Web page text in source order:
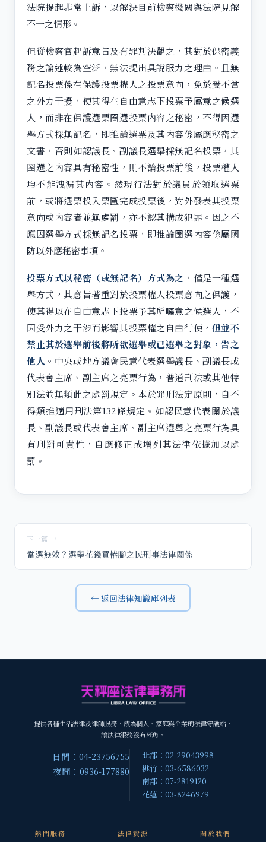
法院提起非常上訴，以解決目前檢察機關與法院見解
不一之情形。
但從檢察官起訴意旨及有罪判決觀之，其對於保密義
務之論述較為空泛，無法提出具說服力之理由。且無
記名投票係在保護投票權人之投票意向，免於受不當
之外力干擾，使其得在自由意志下投票予屬意之候選
人，而非在保護選票圈選投票內容之秘密，不得因選
舉方式採無記名，即推論選票及其內容係屬應秘密之
文書，否則如認議長、副議長選舉採無記名投票，其
圈選之內容具有秘密性，則不論投票前後，投票權人
均不能洩漏其內容。然現行法對於議員於領取選票
前，或將選票投入票匭完成投票後，對外發表其投票
意向或內容者並無處罰，亦不認其構成犯罪。因之不
應因選舉方式採無記名投票，即推論圈選內容係屬國
防以外應秘密事項。
投票方式以秘密（或無記名）方式為之 ，僅是一種選
舉方式，其意旨著重對於投票權人投票意向之保護，
使其得以在自由意志下投票予其所囑意之候選人，不
因受外力之干涉而影響其投票權之自由行使， 但並不
禁止其於選舉前後將所欲選舉或已選舉之對象，告之
他人 。中央或地方議會民意代表選舉議長、副議長或
代表會主席、副主席之亮票行為，普通刑法或其他特
別法並無類此之處罰規定。本於罪刑法定原則，自不
得類推適用刑法第132條規定。如認民意代表關於議
長、副議長或代表會主席、副主席選舉之亮票行為具
有刑罰可責性，自應修正或增列其法律依據加以處
罰。
下一篇 →
當選無效？選舉花錢買樁腳之民刑事法律關係
← 返回法律知識庫列表
提供各種生活法律及律師服務，成為個人、家庭與企業的法律守護站，
讓法律服務沒有死角。
日間：04-23756755
夜間：0936-177880
北部：02-29043998
桃竹：03-6586032
南部：07-2819120
花蓮：03-8246979
熱門服務 法律資源 關於我們